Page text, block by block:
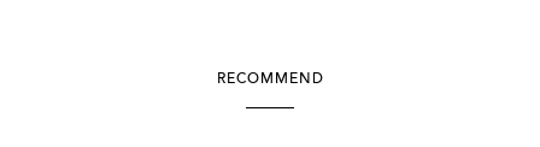
RECOMMEND